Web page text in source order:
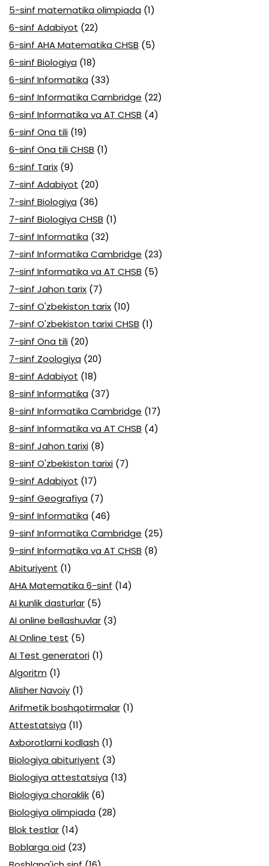
5-sinf matematika olimpiada (1)
6-sinf Adabiyot (22)
6-sinf AHA Matematika CHSB (5)
6-sinf Biologiya (18)
6-sinf Informatika (33)
6-sinf Informatika Cambridge (22)
6-sinf Informatika va AT CHSB (4)
6-sinf Ona tili (19)
6-sinf Ona tili CHSB (1)
6-sinf Tarix (9)
7-sinf Adabiyot (20)
7-sinf Biologiya (36)
7-sinf Biologiya CHSB (1)
7-sinf Informatika (32)
7-sinf Informatika Cambridge (23)
7-sinf Informatika va AT CHSB (5)
7-sinf Jahon tarix (7)
7-sinf O'zbekiston tarix (10)
7-sinf O'zbekiston tarixi CHSB (1)
7-sinf Ona tili (20)
7-sinf Zoologiya (20)
8-sinf Adabiyot (18)
8-sinf Informatika (37)
8-sinf Informatika Cambridge (17)
8-sinf Informatika va AT CHSB (4)
8-sinf Jahon tarixi (8)
8-sinf O'zbekiston tarixi (7)
9-sinf Adabiyot (17)
9-sinf Geografiya (7)
9-sinf Informatika (46)
9-sinf Informatika Cambridge (25)
9-sinf Informatika va AT CHSB (8)
Abituriyent (1)
AHA Matematika 6-sinf (14)
AI kunlik dasturlar (5)
AI online bellashuvlar (3)
AI Online test (5)
AI Test generatori (1)
Algoritm (1)
Alisher Navoiy (1)
Arifmetik boshqotirmalar (1)
Attestatsiya (11)
Axborotlarni kodlash (1)
Biologiya abituriyent (3)
Biologiya attestatsiya (13)
Biologiya choraklik (6)
Biologiya olimpiada (28)
Blok testlar (14)
Boblarga oid (23)